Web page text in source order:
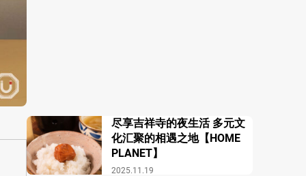
2025.11.19
尽享吉祥寺的夜生活 多元文
化汇聚的相遇之地【HOME
PLANET】